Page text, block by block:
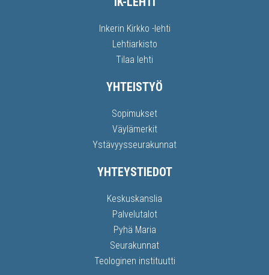
Inkerin Kirkko -lehti
Lehtiarkisto
Tilaa lehti
YHTEISTYÖ
Sopimukset
Väylämerkit
Ystävyysseurakunnat
YHTEYSTIEDOT
Keskuskanslia
Palvelutalot
Pyhä Maria
Seurakunnat
Teologinen instituutti